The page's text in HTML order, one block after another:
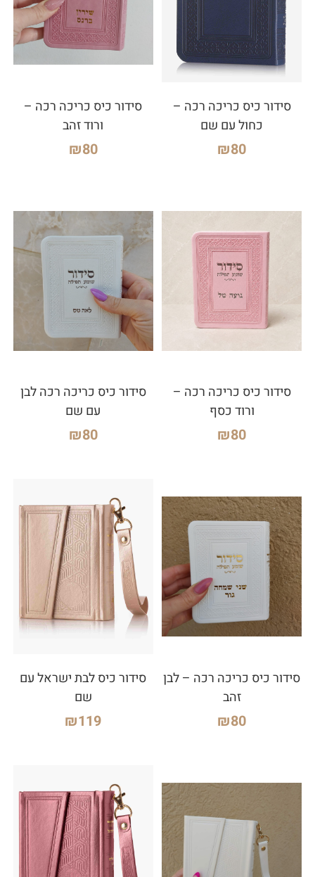
סידור כיס כריכה רכה –
כחול עם שם
₪80
סידור כיס כריכה רכה –
ורוד זהב
₪80
סידור כיס כריכה רכה –
ורוד כסף
₪80
סידור כיס כריכה רכה לבן
עם שם
₪80
סידור כיס כריכה רכה – לבן
זהב
₪80
סידור כיס לבת ישראל עם
שם
₪119